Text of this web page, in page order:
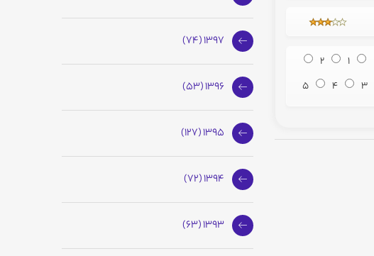
1
2
3
4
5
1397 (74)
1396 (53)
1395 (127)
1394 (72)
1393 (63)